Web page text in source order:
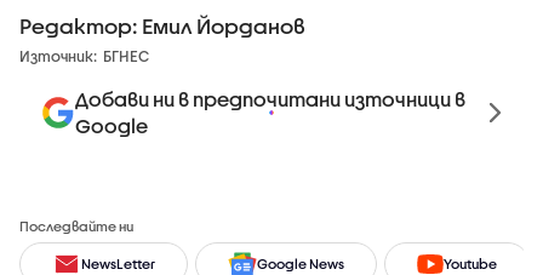
Редактор: Емил Йорданов
Източник: БГНЕС
Добави ни в предпочитани източници в
Google
Последвайте ни
NewsLetter Google News Youtube